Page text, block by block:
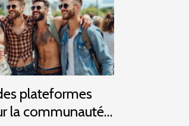
plateformes
la communauté